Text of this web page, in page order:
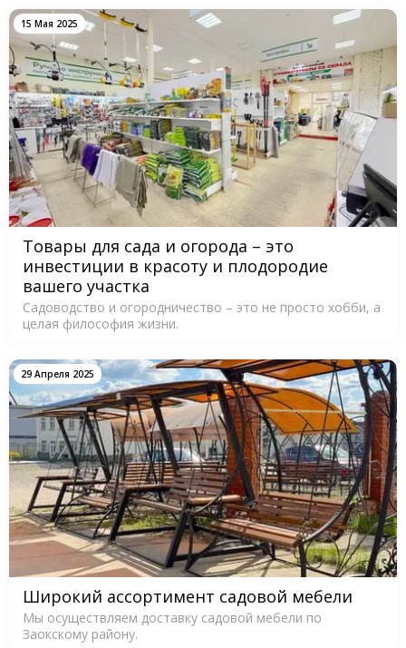
15 Мая 2025
Товары для сада и огорода – это
инвестиции в красоту и плодородие
вашего участка
Садоводство и огородничество – это не просто хобби, а
целая философия жизни.
29 Апреля 2025
Широкий ассортимент садовой мебели
Мы осуществляем доставку садовой мебели по
Заокскому району.